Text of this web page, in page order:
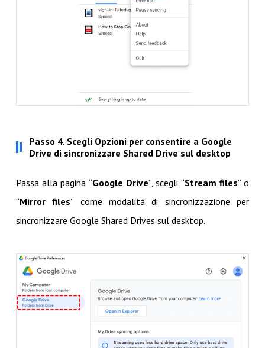
Passo 4. Scegli Opzioni per consentire a Google
Drive di sincronizzare Shared Drive sul desktop
Passa alla pagina “Google Drive”, scegli “Stream files” o
“Mirror files” come modalità di sincronizzazione per
sincronizzare Google Shared Drives sul desktop.